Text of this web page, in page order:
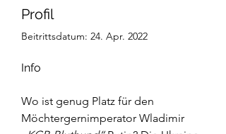
Profil
Beitrittsdatum: 24. Apr. 2022
Info
Wo ist genug Platz für den
Möchtergernimperator Wladimir